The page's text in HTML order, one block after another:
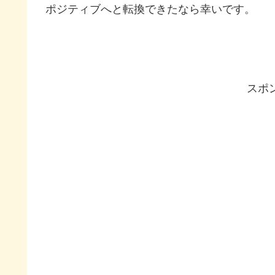
ポジティブへと転換できたなら幸いです。
スポ